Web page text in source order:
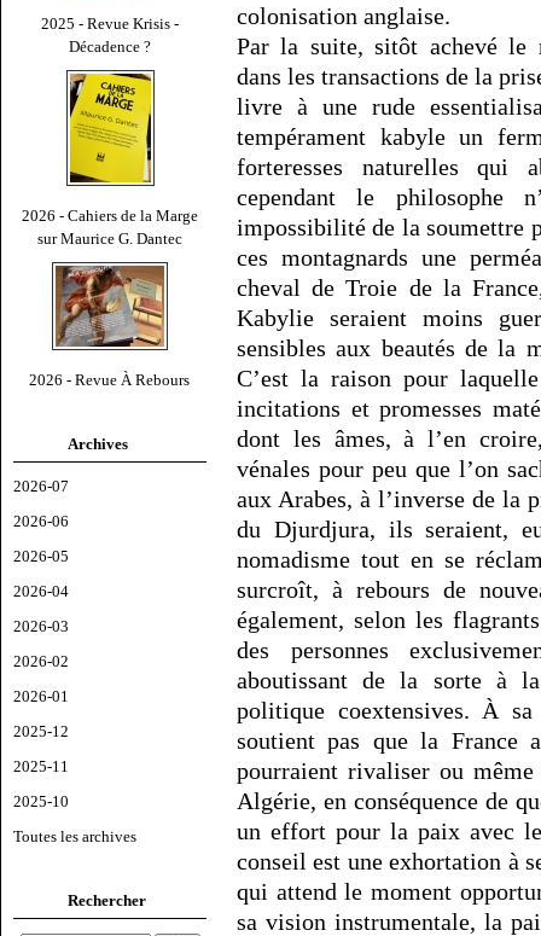
2025 - Revue Krisis -
Décadence ?
2026 - Cahiers de la Marge
sur Maurice G. Dantec
2026 - Revue À Rebours
Archives
2026-07
2026-06
2026-05
2026-04
2026-03
2026-02
2026-01
2025-12
2025-11
2025-10
Toutes les archives
Rechercher
colonisation anglaise.
Par la suite, sitôt achevé le
dans les transactions de la
livre à une rude
tempérament kabyle un
forteresses naturelles qui
cependant le philosophe
impossibilité de la soumettre
ces montagnards une
cheval de Troie de la
Kabylie seraient moins
sensibles aux beautés de la
C’est la raison pour
incitations et promesses
dont les âmes, à l’en
vénales pour peu que l’on
aux Arabes, à l’inverse de la
du Djurdjura, ils seraient,
nomadisme tout en se
surcroît, à rebours de
également, selon les
des personnes
aboutissant de la sorte à
politique coextensives. À
soutient pas que la France
pourraient rivaliser ou
Algérie, en conséquence de
un effort pour la paix avec
conseil est une exhortation à
qui attend le moment
sa vision instrumentale, la